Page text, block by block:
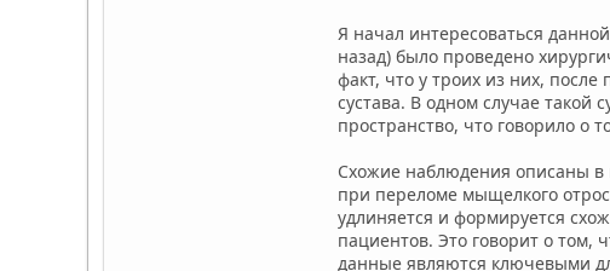
Я начал интересоваться
назад) было проведено
факт, что у троих из них,
сустава. В одном случае такой
пространство, что говорило о
Схожие наблюдения описаны в
при переломе мыщелкого
удлиняется и формируется
пациентов. Это говорит о том,
данные являются ключевыми